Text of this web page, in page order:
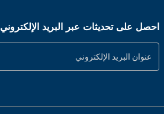
احصل على تحديثات عبر البريد الإلكتروني